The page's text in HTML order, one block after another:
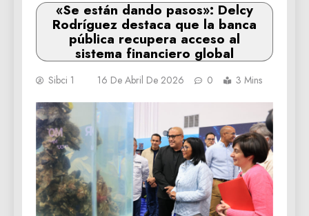
«Se están dando pasos»: Delcy
Rodríguez destaca que la banca
pública recupera acceso al
sistema financiero global
Sibci 1 16 De Abril De 2026 0 3 Mins